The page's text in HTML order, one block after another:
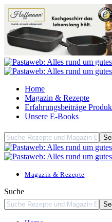
Home
Magazin & Rezepte
Erfahrungsbeiträge
Unsere E-Books
Magazin & Rezepte
Suche